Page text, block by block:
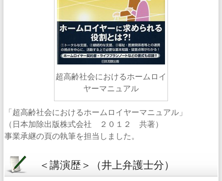
超高齢社会におけるホームロイ
ヤーマニュアル
「超高齢社会におけるホームロイヤーマニュアル」
（日本加除出版株式会社 ２０１２ 共著）
事業承継の頁の執筆を担当しました。
＜講演歴＞（井上弁護士分）